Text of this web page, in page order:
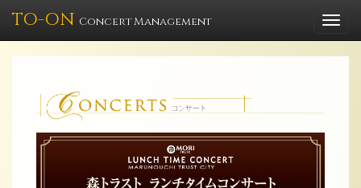
TO-ON Concert Management